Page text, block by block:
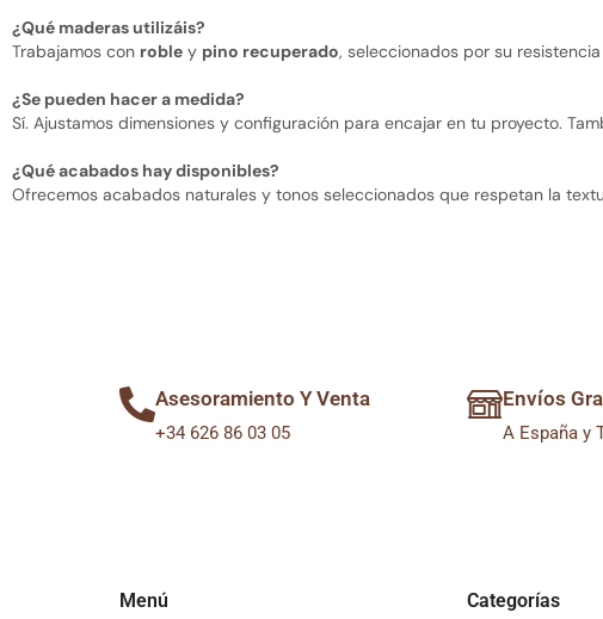
¿Qué maderas utilizáis?
Trabajamos con roble y pino recuperado, seleccionados por su
¿Se pueden hacer a medida?
Sí. Ajustamos dimensiones y configuración para encajar en tu proyecto.
¿Qué acabados hay disponibles?
Ofrecemos acabados naturales y tonos seleccionados que respetan la
Asesoramiento Y Venta
+34 626 86 03 05
Envíos
A España y
Menú Categorías